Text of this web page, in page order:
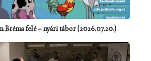
Bréma felé – nyári tábor (2026.07.20.)